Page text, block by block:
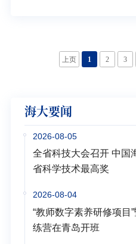
上页 1 2 3
海大要闻
2026-08-05
全省科技大会召开 中国
省科学技术最高奖
2026-08-04
“教师数字素养研修项目
练营在青岛开班